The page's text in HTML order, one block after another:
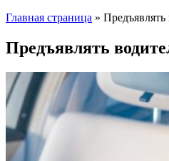
Главная страница » Предъявлять
Предъявлять